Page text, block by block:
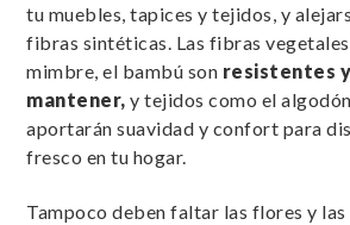
tu muebles, tapices y tejidos, y
fibras sintéticas. Las fibras
mimbre, el bambú son resistentes
mantener, y tejidos como el
aportarán suavidad y confort para
fresco en tu hogar.
Tampoco deben faltar las flores y las